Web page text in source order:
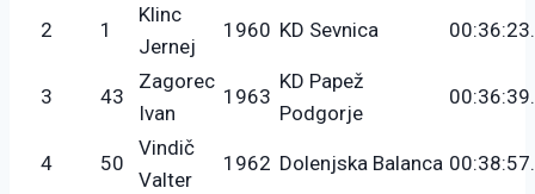
2 1
Klinc
Jernej
1960 KD Sevnica
3 43
Zagorec
Ivan
1963
KD Papež
Podgorje
4 50
Vindič
Valter
1962 Dolenjska Balanca